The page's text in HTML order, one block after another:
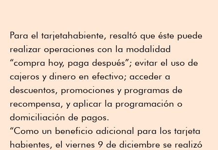
Para el tarjetahabiente, resaltó que éste puede
realizar operaciones con la modalidad
“compra hoy, paga después”; evitar el uso de
cajeros y dinero en efectivo; acceder a
descuentos, promociones y programas de
recompensa, y aplicar la programación o
domiciliación de pagos.
“Como un beneficio adicional para los tarjeta
habientes, el viernes 9 de diciembre se realizó